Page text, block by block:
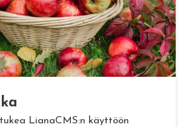
tukea LianaCMS:n käyttöön